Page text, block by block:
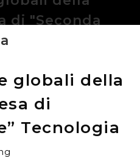
di "Seconda
globali della
di
Tecnologia